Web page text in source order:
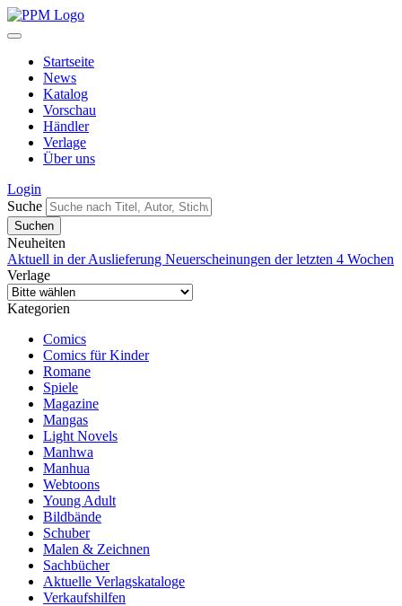
Startseite
News
Katalog
Vorschau
Händler
Verlage
Über uns
Login
Suche
Neuheiten
Aktuell in der Auslieferung Neuerscheinungen der letzten 4 Wochen
Verlage
Kategorien
Comics
Comics für Kinder
Romane
Spiele
Magazine
Mangas
Light Novels
Manhwa
Manhua
Webtoons
Young Adult
Bildbände
Schuber
Malen & Zeichnen
Sachbücher
Aktuelle Verlagskataloge
Verkaufshilfen